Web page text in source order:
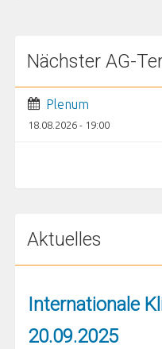
Nächster AG-
Plenum
18.08.2026 - 19:00
Aktuelles
Internationale
20.09.2025